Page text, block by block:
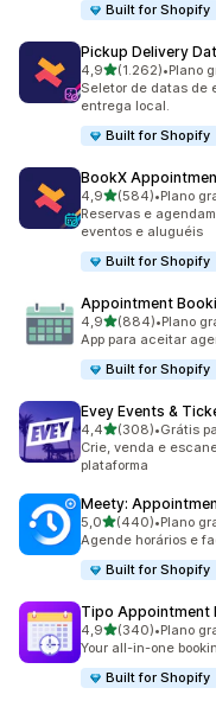
Built for Shopify
Pickup Delivery
4,9de 5 estrelas
(1.262)
1262 avaliações ao
•Plano
Seletor de datas de
entrega local.
Built for Shopify
BookX
4,9de 5 estrelas
(584)
584 avaliações ao
•Plano
Reservas e
eventos e aluguéis
Built for Shopify
Appointment
4,9de 5 estrelas
(884)
884 avaliações ao
•Plano
App para aceitar
Built for Shopify
Evey Events &
4,4de 5 estrelas
(308)
308 avaliações ao
•Grátis
Crie, venda e
plataforma
Meety:
5,0de 5 estrelas
(440)
440 avaliações ao
•Plano
Agende horários e
Built for Shopify
Tipo Appointment
4,9de 5 estrelas
(340)
340 avaliações ao
•Plano
Your all-in-one
Built for Shopify